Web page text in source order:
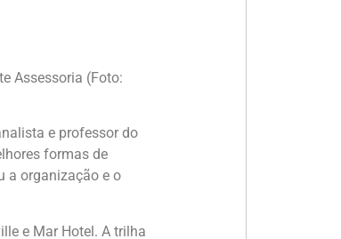
Assessoria (Foto:
e professor do
formas de
a organização e o
e Mar Hotel. A trilha